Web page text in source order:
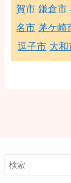
賀市 鎌倉市
名市 茅ケ崎
逗子市 大和